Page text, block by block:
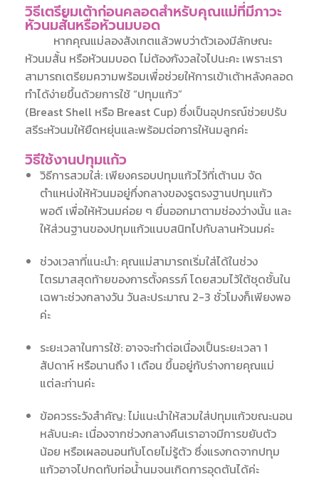
วิธีเตรียมเต้าก่อนคลอดสำหรับคุณแม่ที่มีภาวะ
หัวนมสั้นหรือหัวนมบอด
หากคุณแม่ลองสังเกตแล้วพบว่าตัวเองมีลักษณะ
หัวนมสั้น หรือหัวนมบอด ไม่ต้องกังวลใจไปนะคะ เพราะเรา
สามารถเตรียมความพร้อมเพื่อช่วยให้การเข้าเต้าหลังคลอด
ทำได้ง่ายขึ้นด้วยการใช้ “ปทุมแก้ว”
(Breast Shell หรือ Breast Cup) ซึ่งเป็นอุปกรณ์ช่วยปรับ
สรีระหัวนมให้ยืดหยุ่นและพร้อมต่อการให้นมลูกค่ะ
วิธีใช้งานปทุมแก้ว
วิธีการสวมใส่: เพียงครอบปทุมแก้วไว้ที่เต้านม จัด
ตำแหน่งให้หัวนมอยู่กึ่งกลางของรูตรงฐานปทุมแก้ว
พอดี เพื่อให้หัวนมค่อย ๆ ยื่นออกมาตามช่องว่างนั้น และ
ให้ส่วนฐานของปทุมแก้วแนบสนิทไปกับลานหัวนมค่ะ
ช่วงเวลาที่แนะนำ: คุณแม่สามารถเริ่มใส่ได้ในช่วง
ไตรมาสสุดท้ายของการตั้งครรภ์ โดยสวมไว้ใต้ชุดชั้นใน
เฉพาะช่วงกลางวัน วันละประมาณ 2-3 ชั่วโมงก็เพียงพอ
ค่ะ
ระยะเวลาในการใช้: อาจจะทำต่อเนื่องเป็นระยะเวลา 1
สัปดาห์ หรือนานถึง 1 เดือน ขึ้นอยู่กับร่างกายคุณแม่
แต่ละท่านค่ะ
ข้อควรระวังสำคัญ: ไม่แนะนำให้สวมใส่ปทุมแก้วขณะนอน
หลับนะคะ เนื่องจากช่วงกลางคืนเราอาจมีการขยับตัว
น้อย หรือเผลอนอนทับโดยไม่รู้ตัว ซึ่งแรงกดจากปทุม
แก้วอาจไปกดทับท่อน้ำนมจนเกิดการอุดตันได้ค่ะ